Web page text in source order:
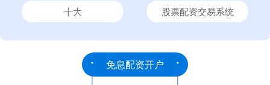
十大 股票配资交易系统
免息配资开户